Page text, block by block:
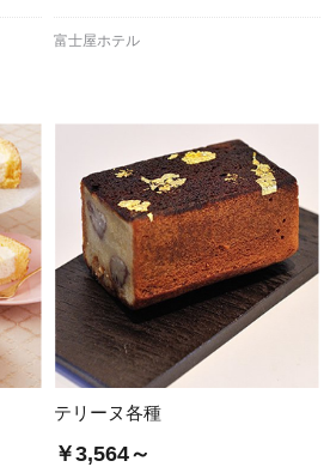
富士屋ホテル
テリーヌ各種
￥3,564～